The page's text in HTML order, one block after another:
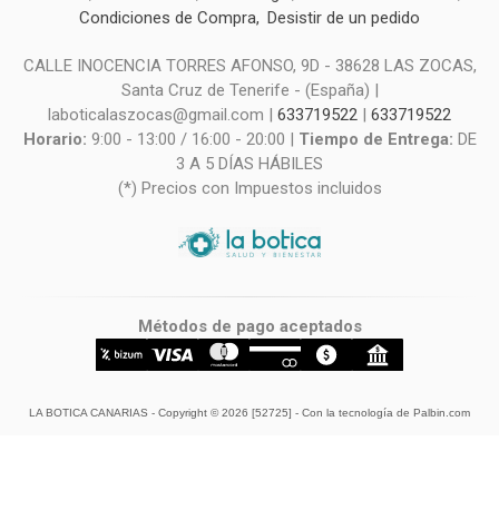
Condiciones de Compra
Desistir de un pedido
CALLE INOCENCIA TORRES AFONSO, 9D - 38628 LAS ZOCAS,
Santa Cruz de Tenerife - (España) |
laboticalaszocas@gmail.com | 633719522 | 633719522
Horario: 9:00 - 13:00 / 16:00 - 20:00 | Tiempo de Entrega: DE
3 A 5 DÍAS HÁBILES
(*) Precios con Impuestos incluidos
Métodos de pago aceptados
LA BOTICA CANARIAS - Copyright © 2026 [52725] - Con la tecnología de Palbin.com